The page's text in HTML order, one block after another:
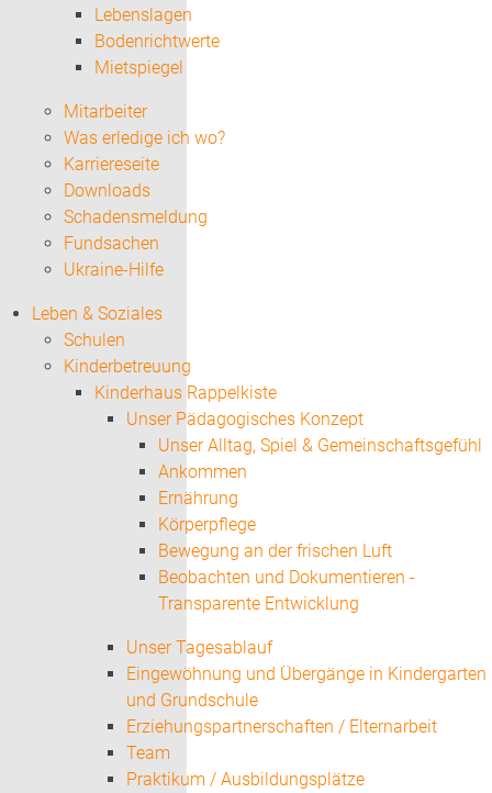
Lebenslagen
Bodenrichtwerte
Mietspiegel
Mitarbeiter
Was erledige ich wo?
Karriereseite
Downloads
Schadensmeldung
Fundsachen
Ukraine-Hilfe
Leben & Soziales
Schulen
Kinderbetreuung
Kinderhaus Rappelkiste
Unser Pädagogisches Konzept
Unser Alltag, Spiel & Gemeinschaftsgefühl
Ankommen
Ernährung
Körperpflege
Bewegung an der frischen Luft
Beobachten und Dokumentieren -
Transparente Entwicklung
Unser Tagesablauf
Eingewöhnung und Übergänge in Kindergarten
und Grundschule
Erziehungspartnerschaften / Elternarbeit
Team
Praktikum / Ausbildungsplätze